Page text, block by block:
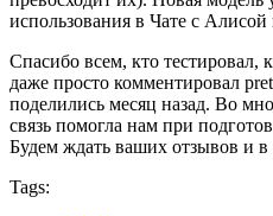
использования в Чате с
Спасибо всем, кто тестировал,
даже просто комментировал
поделились месяц назад. Во
связь помогла нам при
Будем ждать ваших отзывов и в
Tags: